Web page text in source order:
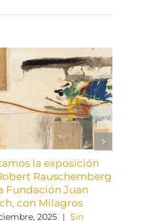
la exposición
Rauschemberg
Fundación Juan
con Milagros
2025 | Sin
en
con
17